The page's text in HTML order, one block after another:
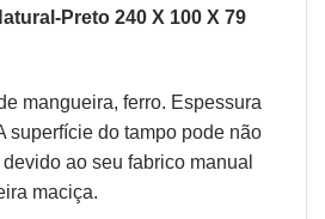
Preto 240 X 100 X 79
mangueira, ferro. Espessura
superfície do tampo pode não
ao seu fabrico manual
maciça.